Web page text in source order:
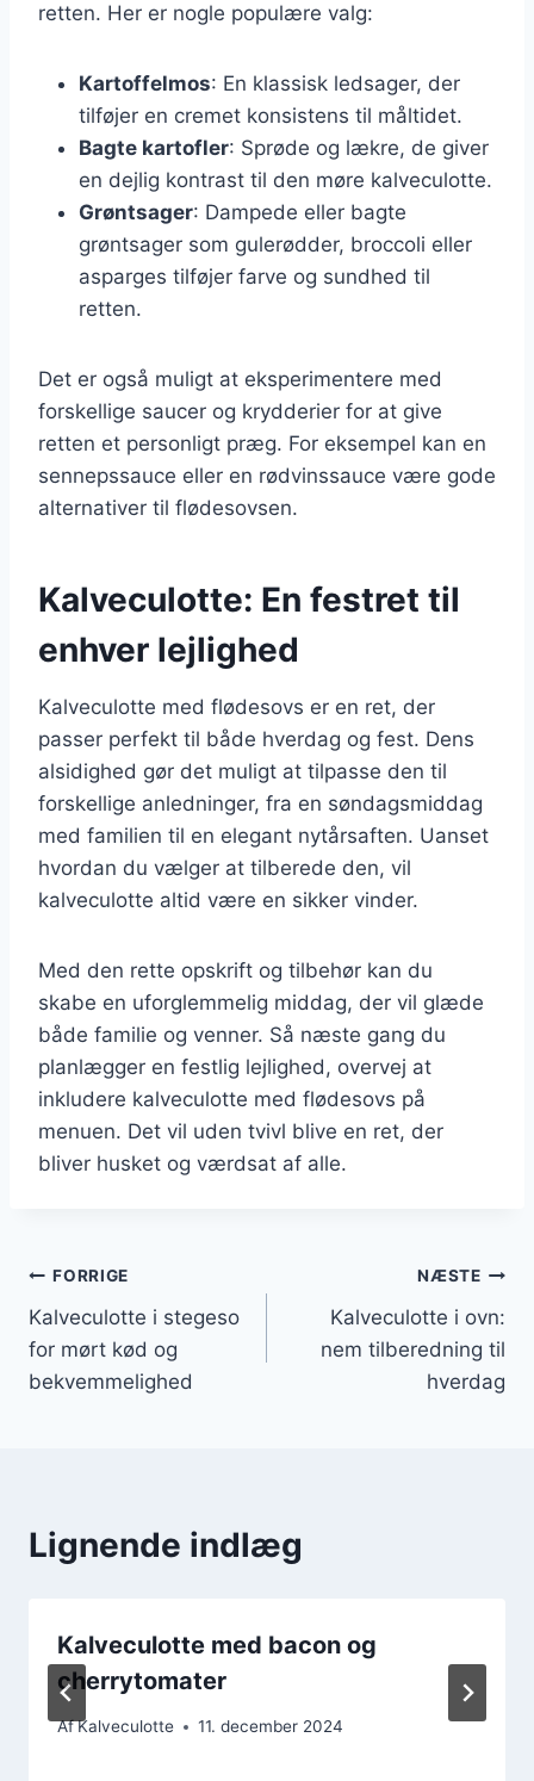
retten. Her er nogle populære valg:
Kartoffelmos: En klassisk ledsager, der
tilføjer en cremet konsistens til måltidet.
Bagte kartofler: Sprøde og lækre, de giver
en dejlig kontrast til den møre kalveculotte.
Grøntsager: Dampede eller bagte
grøntsager som gulerødder, broccoli eller
asparges tilføjer farve og sundhed til
retten.
Det er også muligt at eksperimentere med
forskellige saucer og krydderier for at give
retten et personligt præg. For eksempel kan en
sennepssauce eller en rødvinssauce være gode
alternativer til flødesovsen.
Kalveculotte: En festret til
enhver lejlighed
Kalveculotte med flødesovs er en ret, der
passer perfekt til både hverdag og fest. Dens
alsidighed gør det muligt at tilpasse den til
forskellige anledninger, fra en søndagsmiddag
med familien til en elegant nytårsaften. Uanset
hvordan du vælger at tilberede den, vil
kalveculotte altid være en sikker vinder.
Med den rette opskrift og tilbehør kan du
skabe en uforglemmelig middag, der vil glæde
både familie og venner. Så næste gang du
planlægger en festlig lejlighed, overvej at
inkludere kalveculotte med flødesovs på
menuen. Det vil uden tvivl blive en ret, der
bliver husket og værdsat af alle.
Indlægsnavigation
FORRIGE
Kalveculotte i stegeso
for mørt kød og
bekvemmelighed
NÆSTE
Kalveculotte i ovn:
nem tilberedning til
hverdag
Lignende indlæg
Kalveculotte med bacon og
cherrytomater
AfKalveculotte 11. december 2024